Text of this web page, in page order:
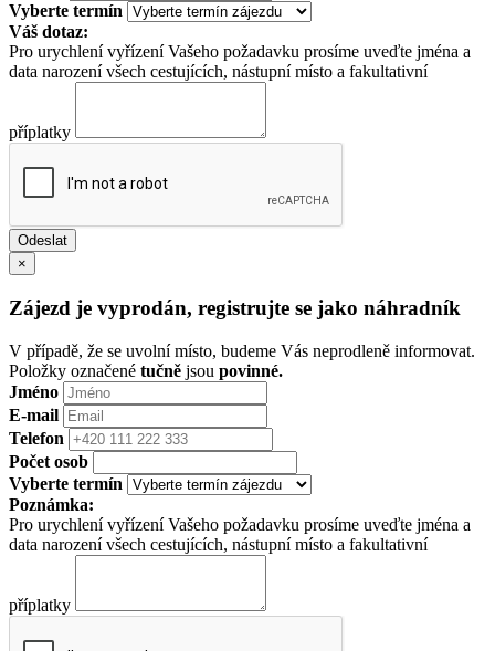
Vyberte termín
Váš dotaz:
Pro urychlení vyřízení Vašeho požadavku prosíme uveďte jména a
data narození všech cestujících, nástupní místo a fakultativní
příplatky
×
Zájezd je vyprodán, registrujte se jako náhradník
V případě, že se uvolní místo, budeme Vás neprodleně informovat.
Položky označené tučně jsou povinné.
Jméno
E-mail
Telefon
Počet osob
Vyberte termín
Poznámka:
Pro urychlení vyřízení Vašeho požadavku prosíme uveďte jména a
data narození všech cestujících, nástupní místo a fakultativní
příplatky